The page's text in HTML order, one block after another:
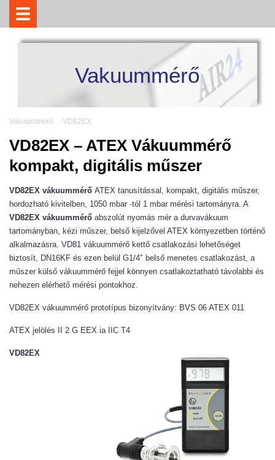
Vakuummérő
Vakuummérő VD82EX
VD82EX – ATEX Vákuummérő
kompakt, digitális műszer
VD82EX vákuummérő ATEX tanusítással, kompakt, digitális műszer,
hordozható kivitelben, 1050 mbar -tól 1 mbar mérési tartományra. A
VD82EX vákuummérő abszolút nyomás mér a durvavákuum
tartományban, kézi műszer, belső kijelzővel ATEX környezetben történő
alkalmazásra. VD81 vákuummérő kettő csatlakozási lehetőséget
biztosít, DN16KF és ezen belül G1/4″ belső menetes csatlakozást, a
műszer külső vákuummérő fejjel könnyen csatlakoztatható távolabbi és
nehezen elérhető mérési pontokhoz.
VD82EX vákuummérő prototípus bizonyítvány: BVS 06 ATEX 011
ATEX jelölés II 2 G EEX ia IIC T4
VD82EX